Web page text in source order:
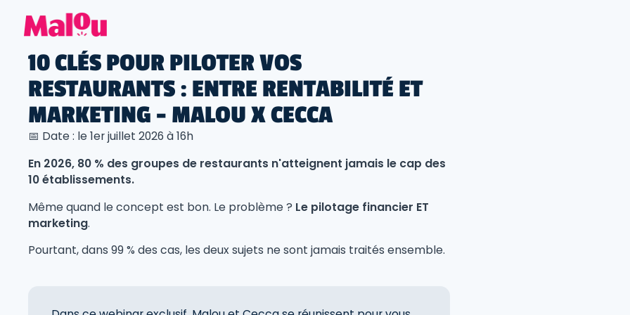
10 CLÉS POUR PILOTER VOS
RESTAURANTS : ENTRE RENTABILITÉ ET
MARKETING - MALOU X CECCA
📅 Date : le 1er juillet 2026 à 16h
En 2026, 80 % des groupes de restaurants n'atteignent jamais le cap des
10 établissements.
Même quand le concept est bon. Le problème ? Le pilotage financier ET
marketing.
Pourtant, dans 99 % des cas, les deux sujets ne sont jamais traités ensemble.